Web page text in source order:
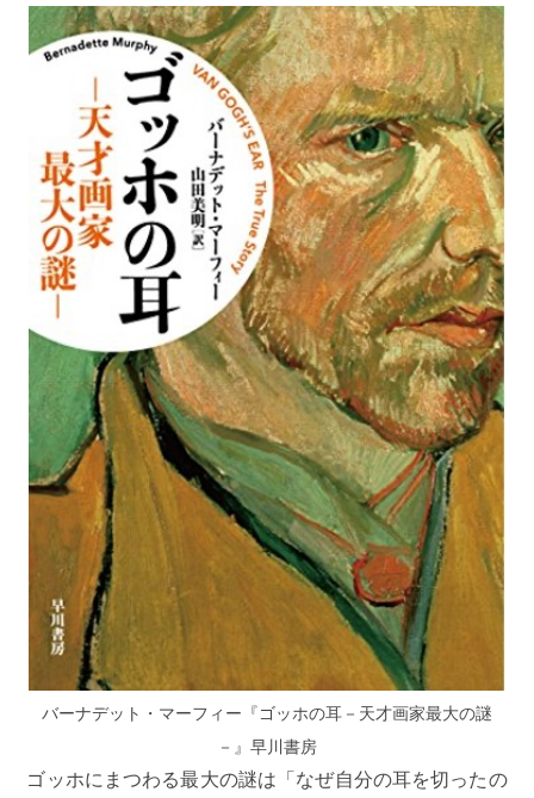
バーナデット・マーフィー『ゴッホの耳－天才画家最大の謎
－』早川書房
ゴッホにまつわる最大の謎は「なぜ自分の耳を切ったの